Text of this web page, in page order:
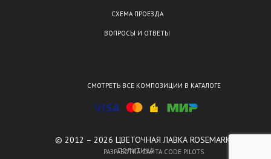
ПОЛИТИКА
СХЕМА ПРОЕЗДА
ВОПРОСЫ И ОТВЕТЫ
СМОТРЕТЬ ВСЕ КОМПОЗИЦИИ В КАТАЛОГЕ
© 2012 – 2026 ЦВЕТОЧНАЯ ЛАВКА ROSEMARKT.
РАЗРАБОТКА САЙТА CODE PILOTS